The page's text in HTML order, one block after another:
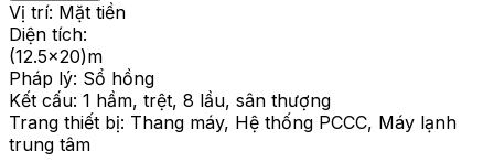
Vị trí: Mặt tiền
Diện tích:
(12.5x20)m
Pháp lý: Sổ hồng
Kết cấu: 1 hầm, trệt, 8 lầu, sân thượng
Trang thiết bị: Thang máy, Hệ thống PCCC, Máy lạnh
trung tâm